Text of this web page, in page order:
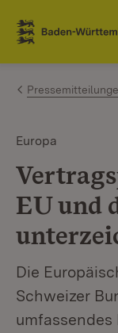
Zum Inhalt
Link zur
Europa
EU und
Die
Schweizer
umfassendes